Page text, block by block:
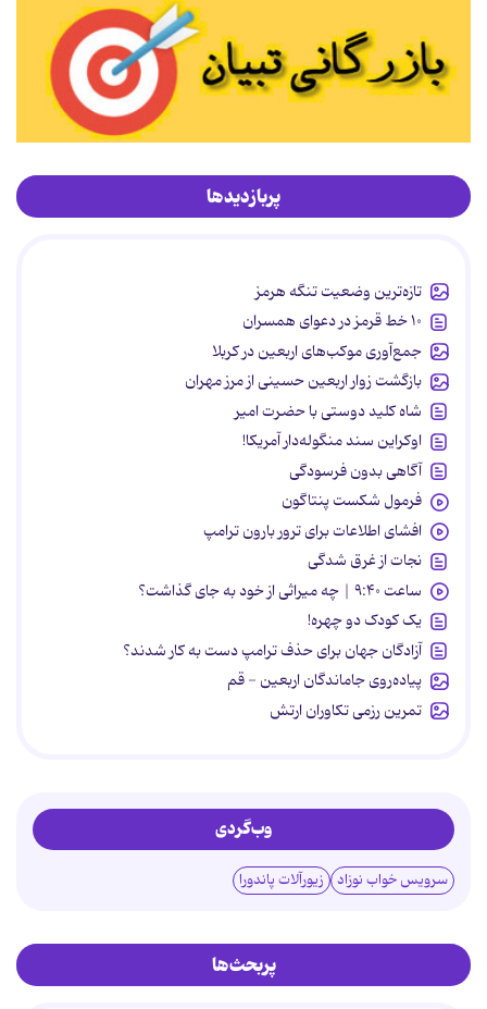
پربازدیدها
تازه‌ترین وضعیت تنگه هرمز
۱۰ خط قرمز در دعوای همسران
جمع‌آوری موکب‌های اربعین در کربلا
بازگشت زوار اربعین حسینی از مرز مهران
شاه کلید دوستی با حضرت امیر
اوکراین سند منگوله‌دار آمریکا!
آگاهی بدون فرسودگی
فرمول شکست پنتاگون
افشای اطلاعات برای ترور بارون ترامپ
نجات از غرق شدگی
ساعت ۹:۴۰ | چه میراثی از خود به جای گذاشت؟
یک کودک دو چهره!
آزادگان جهان برای حذف ترامپ دست به کار شدند؟
پیاده‌روی جاماندگان اربعین - قم
تمرین رزمی تکاوران ارتش
وب‌گردی
سرویس خواب نوزاد زیورآلات پاندورا
پربحث‌ها